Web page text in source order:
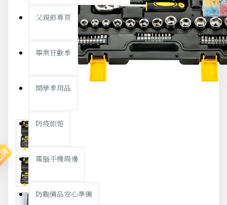
父親節專頁
畢業狂歡季
開學季用品
防疫旅遊
電腦手機周邊
防颱備品安心準備